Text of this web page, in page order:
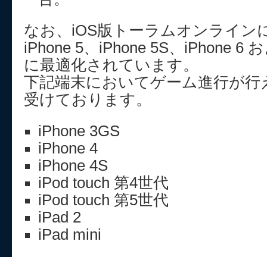
なお、iOS版トーラムオンライン
iPhone 5、iPhone 5S、iPhone 6
に最適化されています。
下記端末においてゲーム進行が
受けております。
iPhone 3GS
iPhone 4
iPhone 4S
iPod touch 第4世代
iPod touch 第5世代
iPad 2
iPad mini